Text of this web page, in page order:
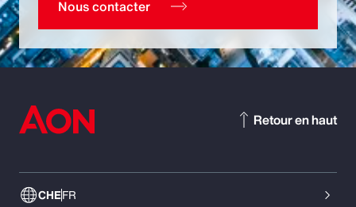
Nous contacter
CHEFR
Retour en haut